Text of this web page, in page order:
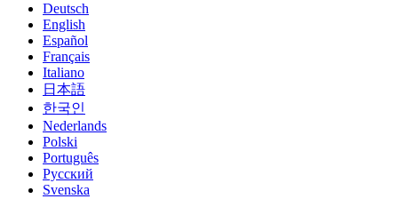
Deutsch
English
Español
Français
Italiano
日本語
한국인
Nederlands
Polski
Português
Pусский
Svenska